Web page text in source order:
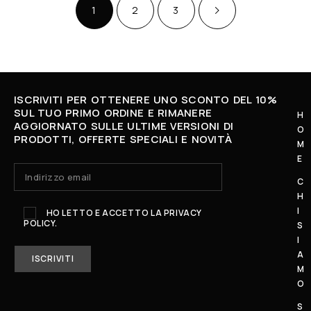
1 2 3
ISCRIVITI PER OTTENERE UNO SCONTO DEL 10%
SUL TUO PRIMO ORDINE E RIMANERE
AGGIORNATO SULLE ULTIME VERSIONI DI
PRODOTTI, OFFERTE SPECIALI E NOVITÀ
HO LETTO E ACCETTO LAPRIVACY
POLICY.
H
O
M
E
C
H
I
S
I
A
M
O
S
U
D
Ì
-
S
A